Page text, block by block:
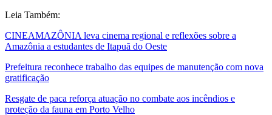
Leia Também:
CINEAMAZÔNIA leva cinema regional e reflexões sobre a
Amazônia a estudantes de Itapuã do Oeste
Prefeitura reconhece trabalho das equipes de manutenção com nova
gratificação
Resgate de paca reforça atuação no combate aos incêndios e
proteção da fauna em Porto Velho